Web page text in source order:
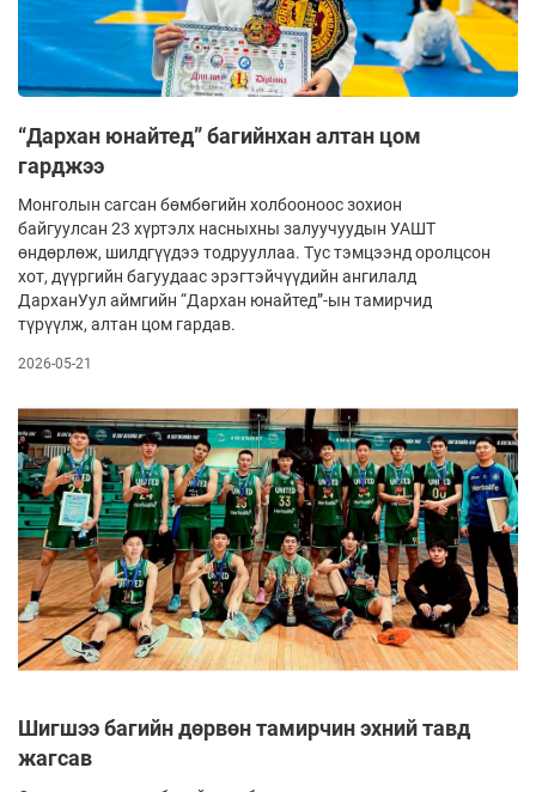
“Дархан юнайтед” багийнхан алтан цом
гарджээ
Монголын сагсан бөмбөгийн холбооноос зохион
байгуулсан 23 хүртэлх насныхны залуучуудын УАШТ
өндөрлөж, шилдгүүдээ тодрууллаа. Тус тэмцээнд оролцсон
хот, дүүргийн багуудаас эрэгтэйчүүдийн ангилалд
ДарханУул аймгийн “Дархан юнайтед”-ын тамирчид
түрүүлж, алтан цом гардав.
2026-05-21
Шигшээ багийн дөрвөн тамирчин эхний тавд
жагсав